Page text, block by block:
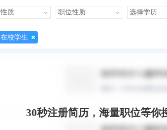
在校学生
30秒注册简历，海量职位等你